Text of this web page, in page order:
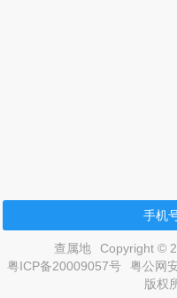
手机
查属地 Copyright ©
粤ICP备20009057号
粤公网
版权